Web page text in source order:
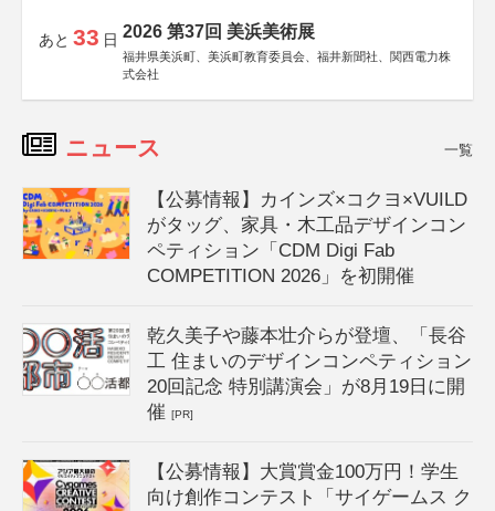
あと 33 日 2026 第37回 美浜美術展
福井県美浜町、美浜町教育委員会、福井新聞社、関西電力株
式会社
ニュース 一覧
【公募情報】カインズ×コクヨ×VUILD
がタッグ、家具・木工品デザインコン
ペティション「CDM Digi Fab
COMPETITION 2026」を初開催
乾久美子や藤本壮介らが登壇、「長谷
工 住まいのデザインコンペティション
20回記念 特別講演会」が8月19日に開
催[PR]
【公募情報】大賞賞金100万円！学生
向け創作コンテスト「サイゲームス ク